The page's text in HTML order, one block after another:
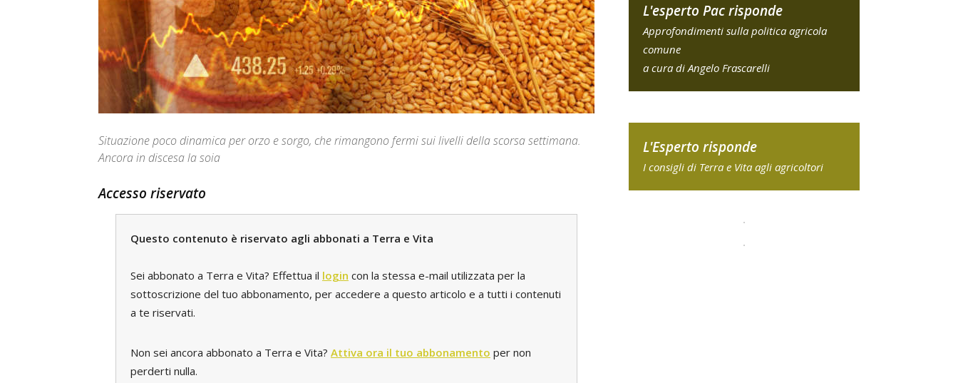
Situazione poco dinamica per orzo e sorgo, che rimangono fermi sui livelli della scorsa settimana.
Ancora in discesa la soia
Accesso riservato
Questo contenuto è riservato agli abbonati a Terra e Vita
Sei abbonato a Terra e Vita? Effettua il login con la stessa e-mail utilizzata per la
sottoscrizione del tuo abbonamento, per accedere a questo articolo e a tutti i contenuti
a te riservati.
Non sei ancora abbonato a Terra e Vita? Attiva ora il tuo abbonamento per non
perderti nulla.
L'esperto Pac risponde
Approfondimenti sulla politica agricola
comune
a cura di Angelo Frascarelli
L'Esperto risponde
I consigli di Terra e Vita agli agricoltori